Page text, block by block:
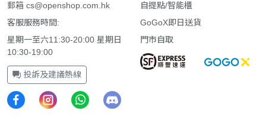
郵箱 cs@openshop.com.hk
客服服務時間:
星期一至六11:30-20:00 星期日
10:30-19:00
投訴及建議熱線
自提點/智能櫃
GoGoX即日送貨
門市自取